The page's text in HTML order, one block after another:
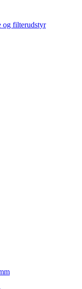
filterudstyr